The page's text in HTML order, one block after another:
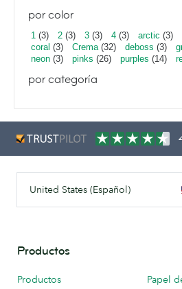
por color
1 (3) 2 (3) 3 (3) 4 (3) arctic (3)
coral (3) Crema(32) deboss (3)
neon (3) pinks (26) purples (14)
por categoría
United States (Español)
Productos
Productos
Papel